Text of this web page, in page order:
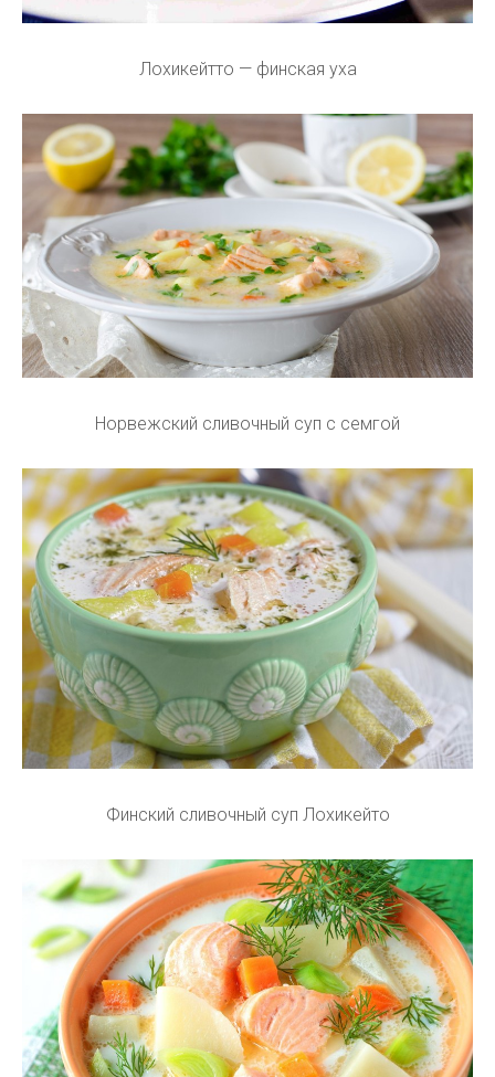
Лохикейтто — финская уха
Норвежский сливочный суп с семгой
Финский сливочный суп Лохикейто